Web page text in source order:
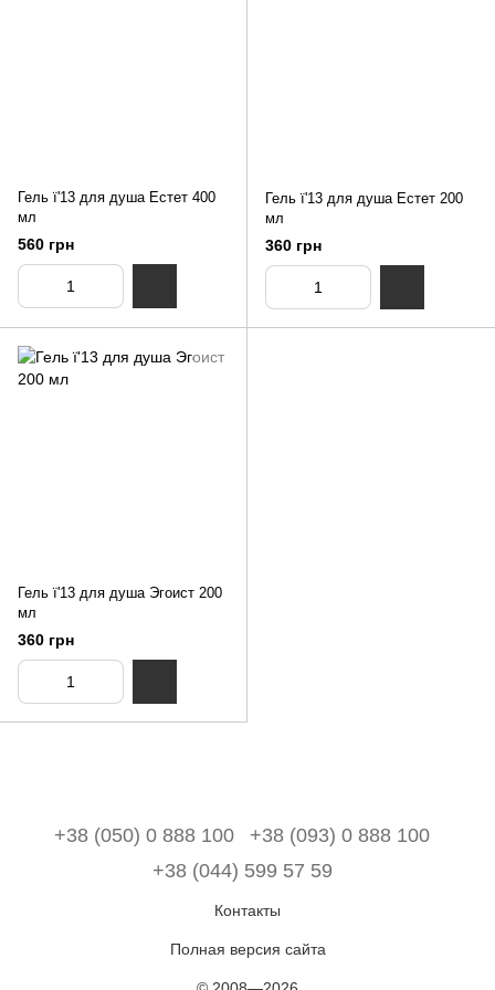
Гель ї'13 для душа Естет 400
мл
560 грн
Гель ї'13 для душа Естет 200
мл
360 грн
Гель ї'13 для душа Эгоист 200
мл
360 грн
+38 (050) 0 888 100
+38 (093) 0 888 100
+38 (044) 599 57 59
Контакты
Полная версия сайта